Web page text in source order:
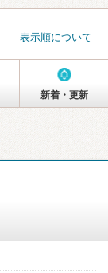
表示順について
新着・更新